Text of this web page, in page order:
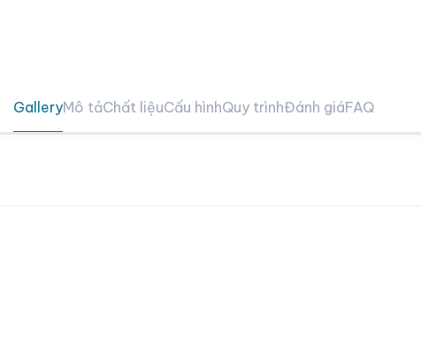
GalleryMô tảChất liệuCấu hìnhQuy trìnhĐánh giáFAQ